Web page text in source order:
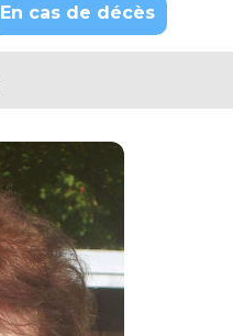
En cas de décès